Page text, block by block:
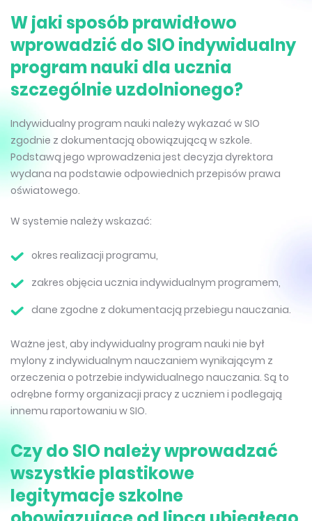
W jaki sposób prawidłowo
wprowadzić do SIO indywidualny
program nauki dla ucznia
szczególnie uzdolnionego?
Indywidualny program nauki należy wykazać w SIO
zgodnie z dokumentacją obowiązującą w szkole.
Podstawą jego wprowadzenia jest decyzja dyrektora
wydana na podstawie odpowiednich przepisów prawa
oświatowego.
W systemie należy wskazać:
okres realizacji programu,
zakres objęcia ucznia indywidualnym programem,
dane zgodne z dokumentacją przebiegu nauczania.
Ważne jest, aby indywidualny program nauki nie był
mylony z indywidualnym nauczaniem wynikającym z
orzeczenia o potrzebie indywidualnego nauczania. Są to
odrębne formy organizacji pracy z uczniem i podlegają
innemu raportowaniu w SIO.
Czy do SIO należy wprowadzać
wszystkie plastikowe
legitymacje szkolne